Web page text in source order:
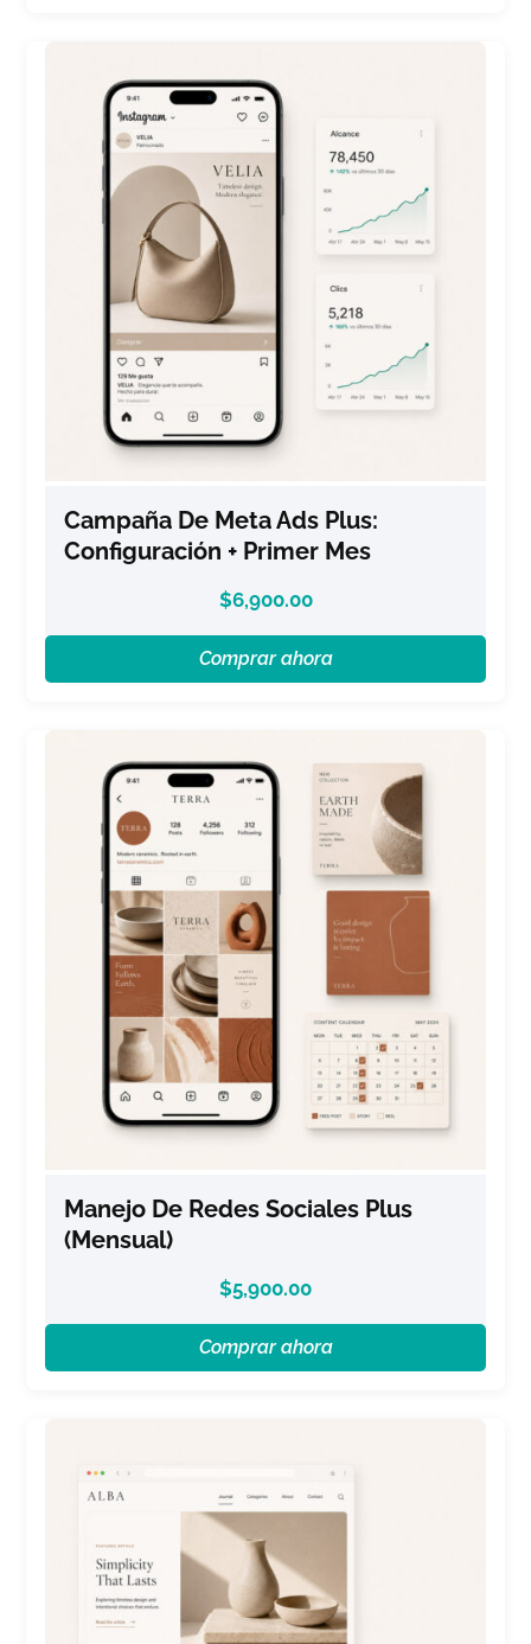
Campaña De Meta Ads Plus:
Configuración + Primer Mes
$6,900.00
Comprar ahora
Manejo De Redes Sociales Plus
(Mensual)
$5,900.00
Comprar ahora